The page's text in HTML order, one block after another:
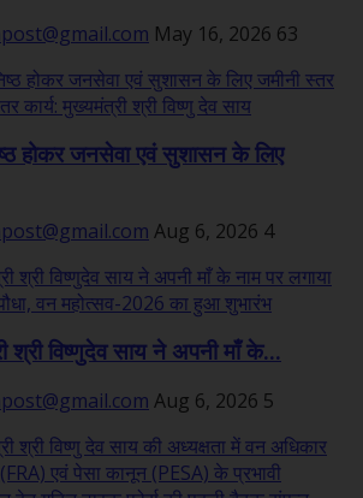
May 16, 2026 63
होकर जनसेवा एवं सुशासन के लिए
Aug 6, 2026 4
श्री विष्णुदेव साय ने अपनी माँ के...
Aug 6, 2026 5